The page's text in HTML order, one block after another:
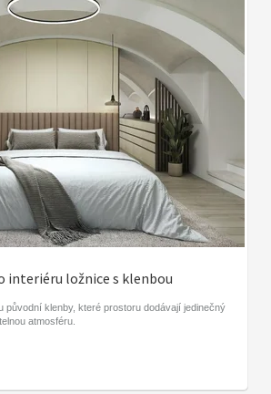
interiéru ložnice s klenbou
původní klenby, které prostoru dodávají jedinečný
atmosféru.